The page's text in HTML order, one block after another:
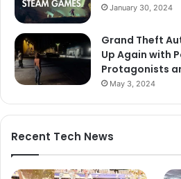
January 30, 2024
Grand Theft
Up Again with
Protagonists
May 3, 2024
Recent Tech News